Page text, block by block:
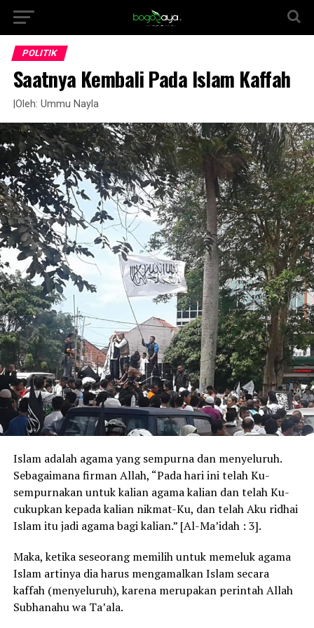
POLITIK
Saatnya Kembali Pada Islam Kaffah
|Oleh: Ummu Nayla
Islam adalah agama yang sempurna dan menyeluruh.
Sebagaimana firman Allah, “Pada hari ini telah Ku-
sempurnakan untuk kalian agama kalian dan telah Ku-
cukupkan kepada kalian nikmat-Ku, dan telah Aku ridhai
Islam itu jadi agama bagi kalian.” [Al-Ma’idah : 3].
Maka, ketika seseorang memilih untuk memeluk agama
Islam artinya dia harus mengamalkan Islam secara
kaffah (menyeluruh), karena merupakan perintah Allah
Subhanahu wa Ta’ala.